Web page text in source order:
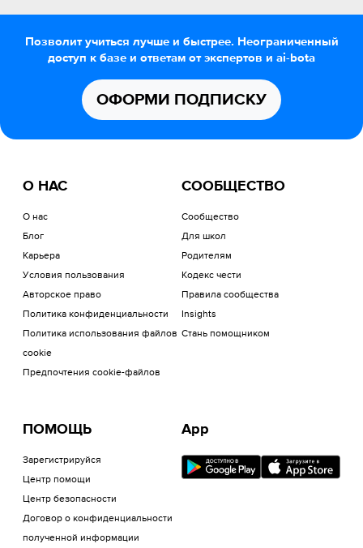
Позволит учиться лучше и быстрее. Неограниченный
доступ к базе и ответам от экспертов и ai-bota
ОФОРМИ ПОДПИСКУ
О НАС
О нас
Блог
Карьера
Условия пользования
Авторское право
Политика конфиденциальности
Политика использования файлов
cookie
Предпочтения cookie-файлов
СООБЩЕСТВО
Сообщество
Для школ
Родителям
Кодекс чести
Правила сообщества
Insights
Стань помощником
ПОМОЩЬ
Зарегистрируйся
Центр помощи
Центр безопасности
Договор о конфиденциальности
полученной информации
App